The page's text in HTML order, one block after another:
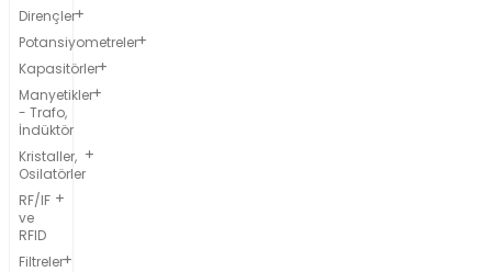
Dirençler
Potansiyometreler
Kapasitörler
Manyetikler
- Trafo,
İndüktör
Kristaller,
Osilatörler
RF/IF
ve
RFID
Filtreler